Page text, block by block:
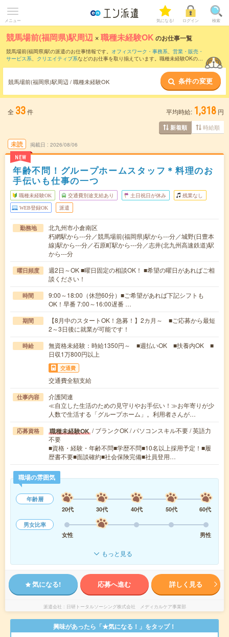
メニュー 気になる! ログイン 検索
競馬場前(福岡県)駅周辺 ×職種未経験OK のお仕事一覧
競馬場前(福岡県)駅の派遣のお仕事情報です。 オフィスワーク・事務系、 営業・販売・
サービス系、 クリエイティブ系などのお仕事を取り揃えています。職種未経験OKの条
競馬場前(福岡県)駅周辺 / 職種未経験OK 条件の変更
全 33件 平均時給: 1,318 円
新着順 時給順
未読
NEW
掲載日 2026/08/06
年齢不問！グループホームスタッフ＊料理のお
手伝いも仕事の一つ
職種未経験OK 交通費別途支給あり 土日祝日が休み 残業なし
WEB登録OK 派遣
勤務地
北九州市小倉南区
朽網駅から---分／競馬場前(福岡県)駅から---分／城野(日豊本
線)駅から---分／石原町駅から---分／志井(北九州高速鉄道)駅
から---分
曜日頻度
週2日～OK ■曜日固定の相談OK！ ■希望の曜日があればご相
談ください！
時間
9:00～18:00（休憩60分）■ご希望があれば下記シフトも
OK！早番 7:00～16:00遅番 …
期間
【8月中のスタートOK！急募！】2カ月～ ■ご応募から最短
2～3日後に就業が可能です！
時給
無資格未経験：時給1350円～ ■週払いOK ■扶養内OK ■
日収1万800円以上
交通費
交通費全額支給
仕事内容
介護関連
≪自立した生活のための見守りやお手伝い！≫お年寄りが少
人数で生活する「グループホーム」。利用者さんが…
応募資格 職種未経験OK / ブランクOK / パソコンスキル不要 / 英語力
不要
■資格・経験・年齢不問■学歴不問■10名以上採用予定！■履
歴書不要■面談確約■社会保険完備■社員登用…
職場の雰囲気
年齢層
20代
30代 40代 50代
60代
男女比率
女性
男性
もっと見る
気になる! 応募へ進む 詳しく見る
派遣会社 日研トータルソーシング株式会社 メディカルケア事業部
興味があったら「★気になる！」をタップ！